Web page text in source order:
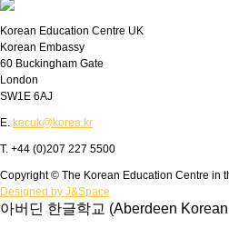
Korean Education Centre UK
Korean Embassy
60 Buckingham Gate
London
SW1E 6AJ
E. kecuk@korea.kr
T. +44 (0)207 227 5500
Copyright © The Korean Education Centre in
Designed by J&Space
아버딘 한글학교 (Aberdeen